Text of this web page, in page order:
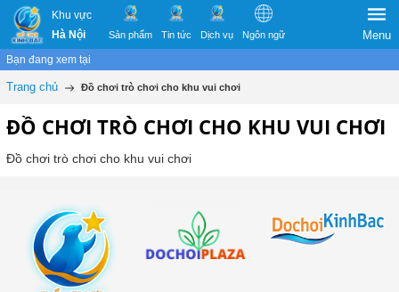
Khu vực
Hà Nội
Sản phẩm Tin tức Dịch vụ Ngôn ngữ Menu
Bạn đang xem tại
Trang chủ Đồ chơi trò chơi cho khu vui chơi
ĐỒ CHƠI TRÒ CHƠI CHO KHU VUI CHƠI
Đồ chơi trò chơi cho khu vui chơi